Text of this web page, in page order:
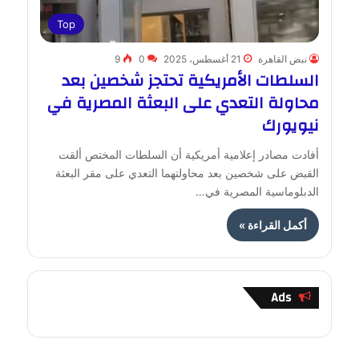
Top
نبض القاهرة 21 أغسطس، 2025 0
9
السلطات الأمريكية تحتجز شخصين بعد
محاولة التعدي على البعثة المصرية في
نيويورك
أفادت مصادر إعلامية أمريكية أن السلطات المختص ألقت
القبض على شخصين بعد محاولتهما التعدي على مقر البعثة
الدبلوماسية المصرية في…
أكمل القراءة »
Ads